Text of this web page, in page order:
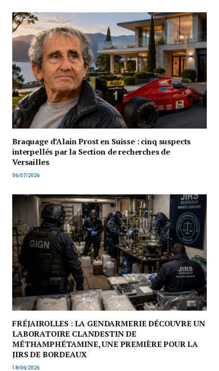
Braquage d’Alain Prost en Suisse : cinq suspects
interpellés par la Section de recherches de
Versailles
06/07/2026
FRÉJAIROLLES : LA GENDARMERIE DÉCOUVRE UN
LABORATOIRE CLANDESTIN DE
MÉTHAMPHÉTAMINE, UNE PREMIÈRE POUR LA
JIRS DE BORDEAUX
18/06/2026